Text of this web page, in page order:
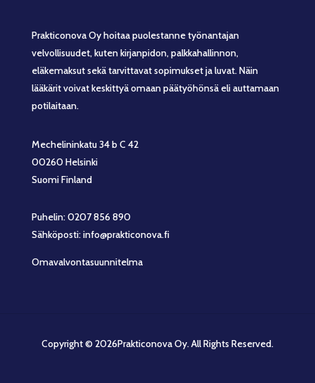
Prakticonova Oy hoitaa puolestanne työnantajan
velvollisuudet, kuten kirjanpidon, palkkahallinnon,
eläkemaksut sekä tarvittavat sopimukset ja luvat. Näin
lääkärit voivat keskittyä omaan päätyöhönsä eli auttamaan
potilaitaan.
Mechelininkatu 34 b C 42
00260 Helsinki
Suomi Finland
Puhelin: 0207 856 890
Sähköposti: info@prakticonova.fi
Omavalvontasuunnitelma
Copyright © 2026Prakticonova Oy. All Rights Reserved.